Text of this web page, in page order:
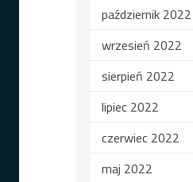
październik 2022
wrzesień 2022
sierpień 2022
lipiec 2022
czerwiec 2022
maj 2022